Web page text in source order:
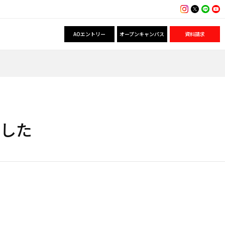
AOエントリー オープンキャンパス 資料請求
た